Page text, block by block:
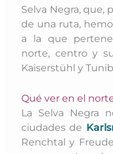
Selva Negra, que,
de una ruta,
a la que
norte, centro y
Kaiserstühl y
Qué ver en el
La Selva Negra
ciudades de
Renchtal y